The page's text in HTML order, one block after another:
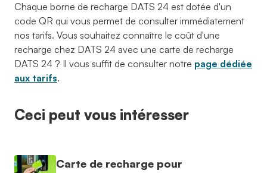
Chaque borne de recharge DATS 24 est dotée d'un
code QR qui vous permet de consulter immédiatement
nos tarifs. Vous souhaitez connaître le coût d'une
recharge chez DATS 24 avec une carte de recharge
DATS 24 ? Il vous suffit de consulter notre page dédiée
aux tarifs.
Ceci peut vous intéresser
Carte de recharge pour